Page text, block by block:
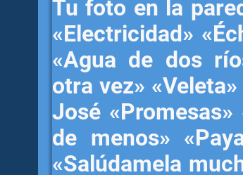
Tu foto en la
«Electricidad»
«Agua de dos
otra vez»
José
de menos»
«Salúdamela